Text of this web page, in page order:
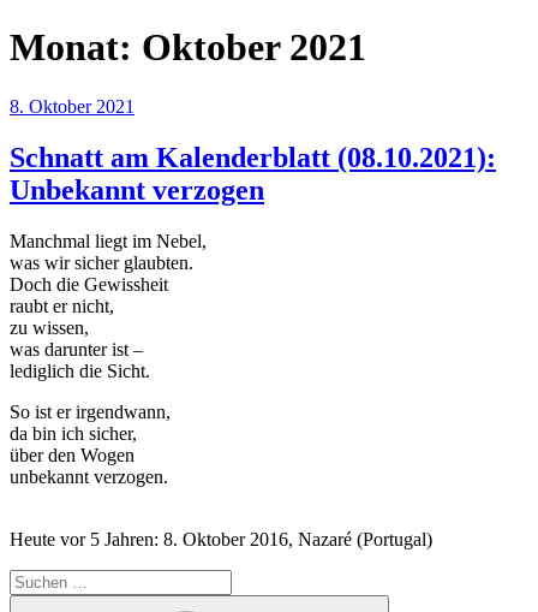
Monat: Oktober 2021
Veröffentlicht
8. Oktober 2021
Schnatt am Kalenderblatt (08.10.2021):
Unbekannt verzogen
Manchmal liegt im Nebel,
was wir sicher glaubten.
Doch die Gewissheit
raubt er nicht,
zu wissen,
was darunter ist –
lediglich die Sicht.
So ist er irgendwann,
da bin ich sicher,
über den Wogen
unbekannt verzogen.
Heute vor 5 Jahren: 8. Oktober 2016, Nazaré (Portugal)
Suche
nach: